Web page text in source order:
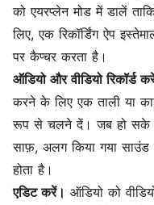
को एयरप्लेन मोड में डालें
लिए, एक रिकॉर्डिंग ऐप
पर कैप्चर करता है।
ऑडियो और वीडियो रिकॉर्ड
करने के लिए एक ताली या
रूप से चलने दें। जब हो सके
साफ़, अलग किया गया साउंड
होता है।
एडिट करें। ऑडियो को